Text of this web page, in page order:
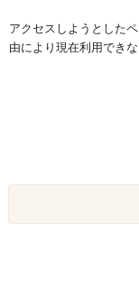
アクセスしようとした
由により現在利用でき